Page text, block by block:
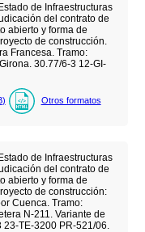
de Infraestructuras
del contrato de
abierto y forma de
de construcción.
Francesa. Tramo:
30.77/6-3 12-GI-
) Otros formatos
de Infraestructuras
del contrato de
abierto y forma de
de construcción:
Cuenca. Tramo:
N-211. Variante de
TE-3200 PR-521/06.